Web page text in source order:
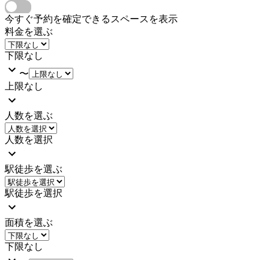
今すぐ予約を確定できるスペースを表示
料金を選ぶ
下限なし
〜
上限なし
人数を選ぶ
人数を選択
駅徒歩を選ぶ
駅徒歩を選択
面積を選ぶ
下限なし